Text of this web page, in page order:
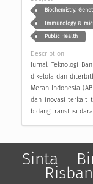
Biochemistry,
Immunology &
Public Health
Description
Jurnal Teknologi
dikelola dan
Merah Indonesia
dan inovasi terkait
bidang transfusi
Sinta